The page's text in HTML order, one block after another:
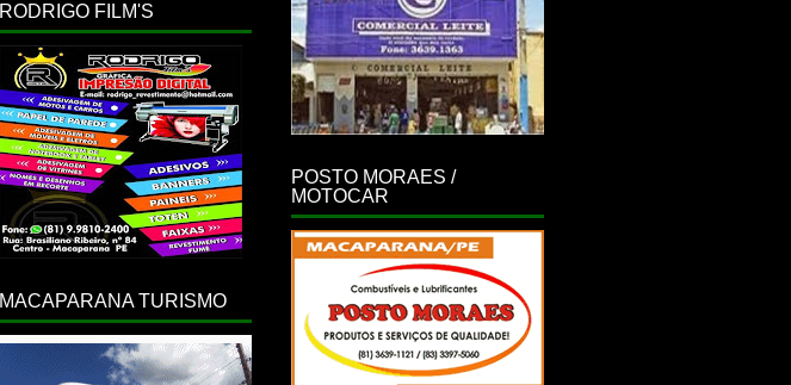
RODRIGO FILM'S
MACAPARANA TURISMO
POSTO MORAES /
MOTOCAR